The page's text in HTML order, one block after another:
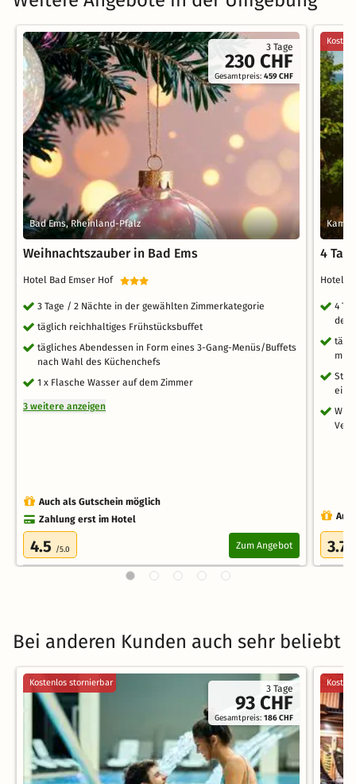
3 Tage
230 CHF
Gesamtpreis:459 CHF
Bad Ems, Rheinland-Pfalz
Weihnachtszauber in Bad Ems
Hotel Bad Emser Hof
3 Tage / 2 Nächte in der gewählten Zimmerkategorie
täglich reichhaltiges Frühstücksbuffet
tägliches Abendessen in Form eines 3-Gang-Menüs/Buffets
nach Wahl des Küchenchefs
1 x Flasche Wasser auf dem Zimmer
3 weitere anzeigen
Auch als Gutschein möglich
Zahlung erst im Hotel
4.5 /5.0 Zum Angebot
4
Hotel
4
dem
mit
3.7
Bei anderen Kunden auch sehr beliebt
3 Tage
93 CHF
Gesamtpreis:186 CHF
Kostenlos stornierbar